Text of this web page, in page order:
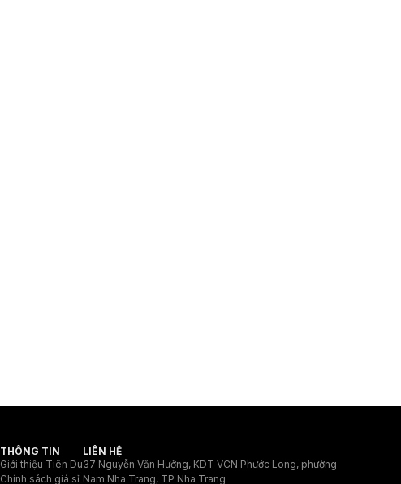
THÔNG TIN
Giới thiệu Tiên Du
Chính sách giá sỉ
LIÊN HỆ
37 Nguyễn Văn Hưởng, KDT VCN Phước Long, phường
Nam Nha Trang, TP Nha Trang